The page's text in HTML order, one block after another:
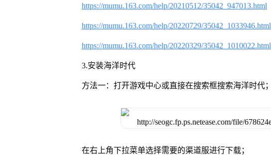
https://mumu.163.com/help/20210512/35042_947013.html
https://mumu.163.com/help/20220729/35042_1033946.html
https://mumu.163.com/help/20220329/35042_1010022.html
3.安装海洋时代
方法一：打开游戏中心或直接在搜索框搜索海洋时代；
在右上角下拉菜单选择需要的渠道服进行下载；